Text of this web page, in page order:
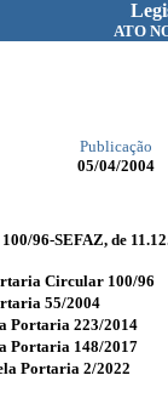
ATO
Publicação
05/04/2004
96-SEFAZ, de
Circular 100/96
55/2004
Portaria 223/2014
Portaria 148/2017
Portaria 2/2022